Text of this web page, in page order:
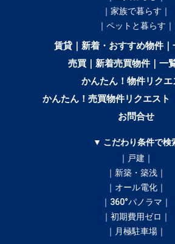
｜家族で暮らす｜
｜ペットと暮らす｜
賃貸｜新着・おすすめ物件｜
売買｜新着売買物件｜一
かんたん！物件リクエ
かんたん！売買物件リクエスト
お問合せ
▼ こだわり条件で検
｜戸建｜
｜新築・築浅｜
｜オール電化｜
｜360°パノラマ｜
｜初期費用ゼロ｜
｜月極駐車場｜